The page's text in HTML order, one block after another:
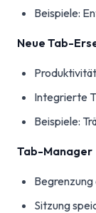
Beispiele:
Neue Tab-
Integrierte
Beispiele:
Tab-Manager
Sitzung